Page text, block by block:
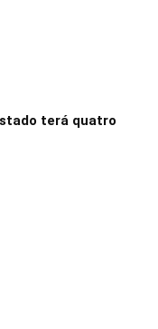
terá quatro